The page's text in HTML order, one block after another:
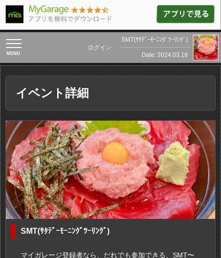
toggle
navigation
ログイン
SMT(ｻﾀﾃﾞｰﾓｰﾆﾝｸﾞﾂｰﾘﾝｸﾞ)
Date: 2024.03.16
イベント詳細
SMT(ｻﾀﾃﾞｰﾓｰﾆﾝｸﾞﾂｰﾘﾝｸﾞ)
マイガレージ登録者なら、だれでも参加できる、SMT〜